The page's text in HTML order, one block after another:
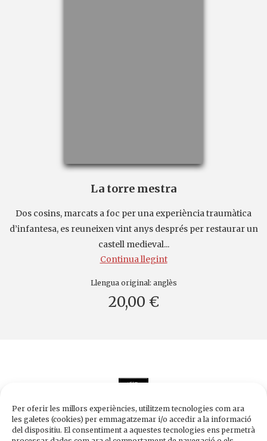
Per oferir les millors experiències, utilitzem tecnologies com ara
les galetes (cookies) per emmagatzemar i/o accedir a la informació
del dispositiu. El consentiment a aquestes tecnologies ens permetrà
La torre mestra
Dos cosins, marcats a foc per una experiència traumàtica
d’infantesa, es reuneixen vint anys després per restaurar un
castell medieval...
Continua llegint
Llengua original: anglès
20,00 €